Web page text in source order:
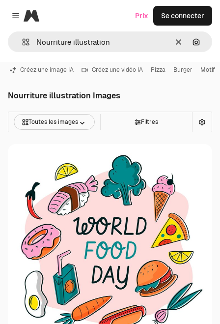
Close menu
Magnific
Effacer
Prix Se connecter
Créez une image IA Créez une vidéo IA Pizza Burger Motif
Nourriture illustration Images
Toutes les images Filtres